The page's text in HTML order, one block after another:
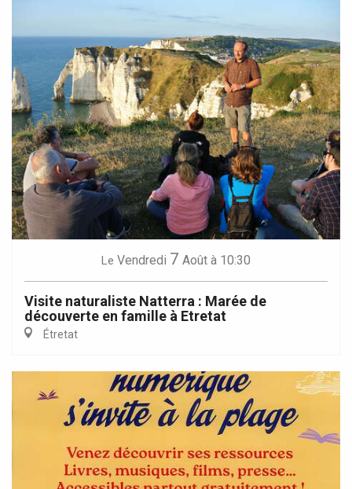
Le Vendredi 7 Août à 10:30
Visite naturaliste Natterra : Marée de
découverte en famille à Etretat
Étretat